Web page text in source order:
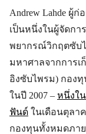
Andrew Lahde ผู้ก่
เป็นหนึ่งในผู้จัดกา
พยากรณ์วิกฤตซับ
มหาศาลจากการเ
อิงซับไพรม) กองทุ
ในปี 2007 – หนึ่งใ
ฟันด์ ในเดือนตุลา
กองทุนทั้งหมดภา